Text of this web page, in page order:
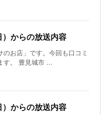
）からの放送内容
お店」です。今回も口コミ
す。 豊見城市 ...
）からの放送内容